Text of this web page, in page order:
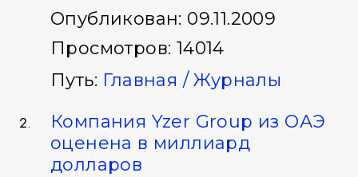
Опубликован: 09.11.2009
Просмотров: 14014
Путь: Главная /Журналы
Компания Yzer Group из ОАЭ
оценена в миллиард
долларов